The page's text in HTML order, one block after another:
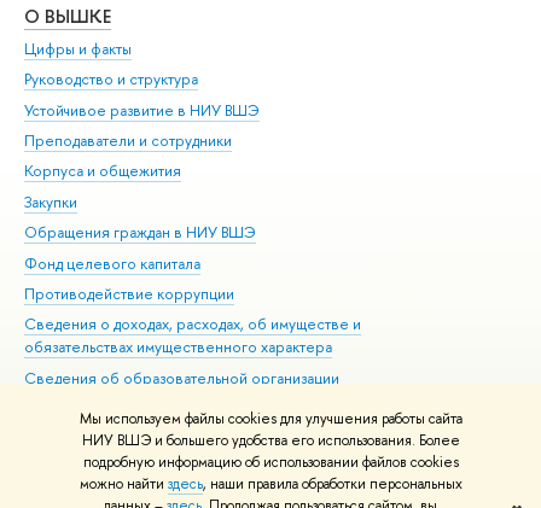
Мы используем файлы cookies для улучшения работы сайта
НИУ ВШЭ и большего удобства его использования. Более
подробную информацию об использовании файлов cookies
можно найти здесь, наши правила обработки персональных
О ВЫШКЕ
Цифры и факты
Руководство и структура
Устойчивое развитие в НИУ ВШЭ
Преподаватели и сотрудники
Корпуса и общежития
Закупки
Обращения граждан в НИУ ВШЭ
Фонд целевого капитала
Противодействие коррупции
Сведения о доходах, расходах, об имуществе и
обязательствах имущественного характера
Сведения об образовательной организации
Людям с ограниченными возможностями здоровья
Единая платежная страница
Работа в Вышке